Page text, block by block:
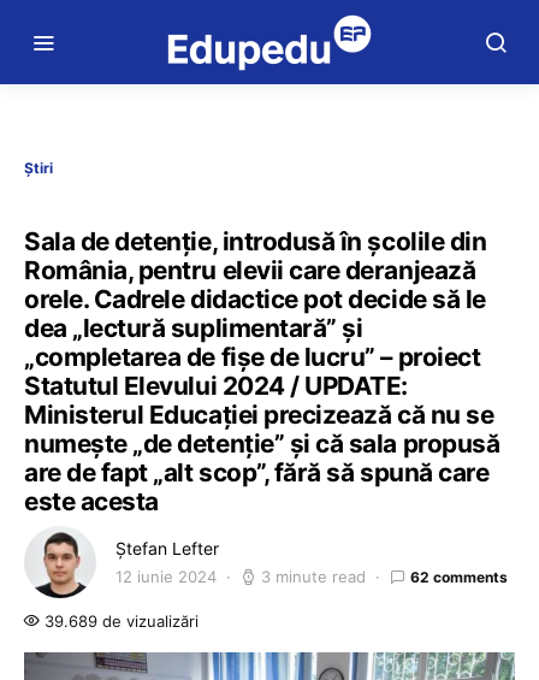
Știri
Sala de detenție, introdusă în școlile din
România, pentru elevii care deranjează
orele. Cadrele didactice pot decide să le
dea „lectură suplimentară” și
„completarea de fișe de lucru” – proiect
Statutul Elevului 2024 / UPDATE:
Ministerul Educației precizează că nu se
numește „de detenție” și că sala propusă
are de fapt „alt scop”, fără să spună care
este acesta
Ștefan Lefter
12 iunie 2024 3 minute read 62 comments
39.689 de vizualizări